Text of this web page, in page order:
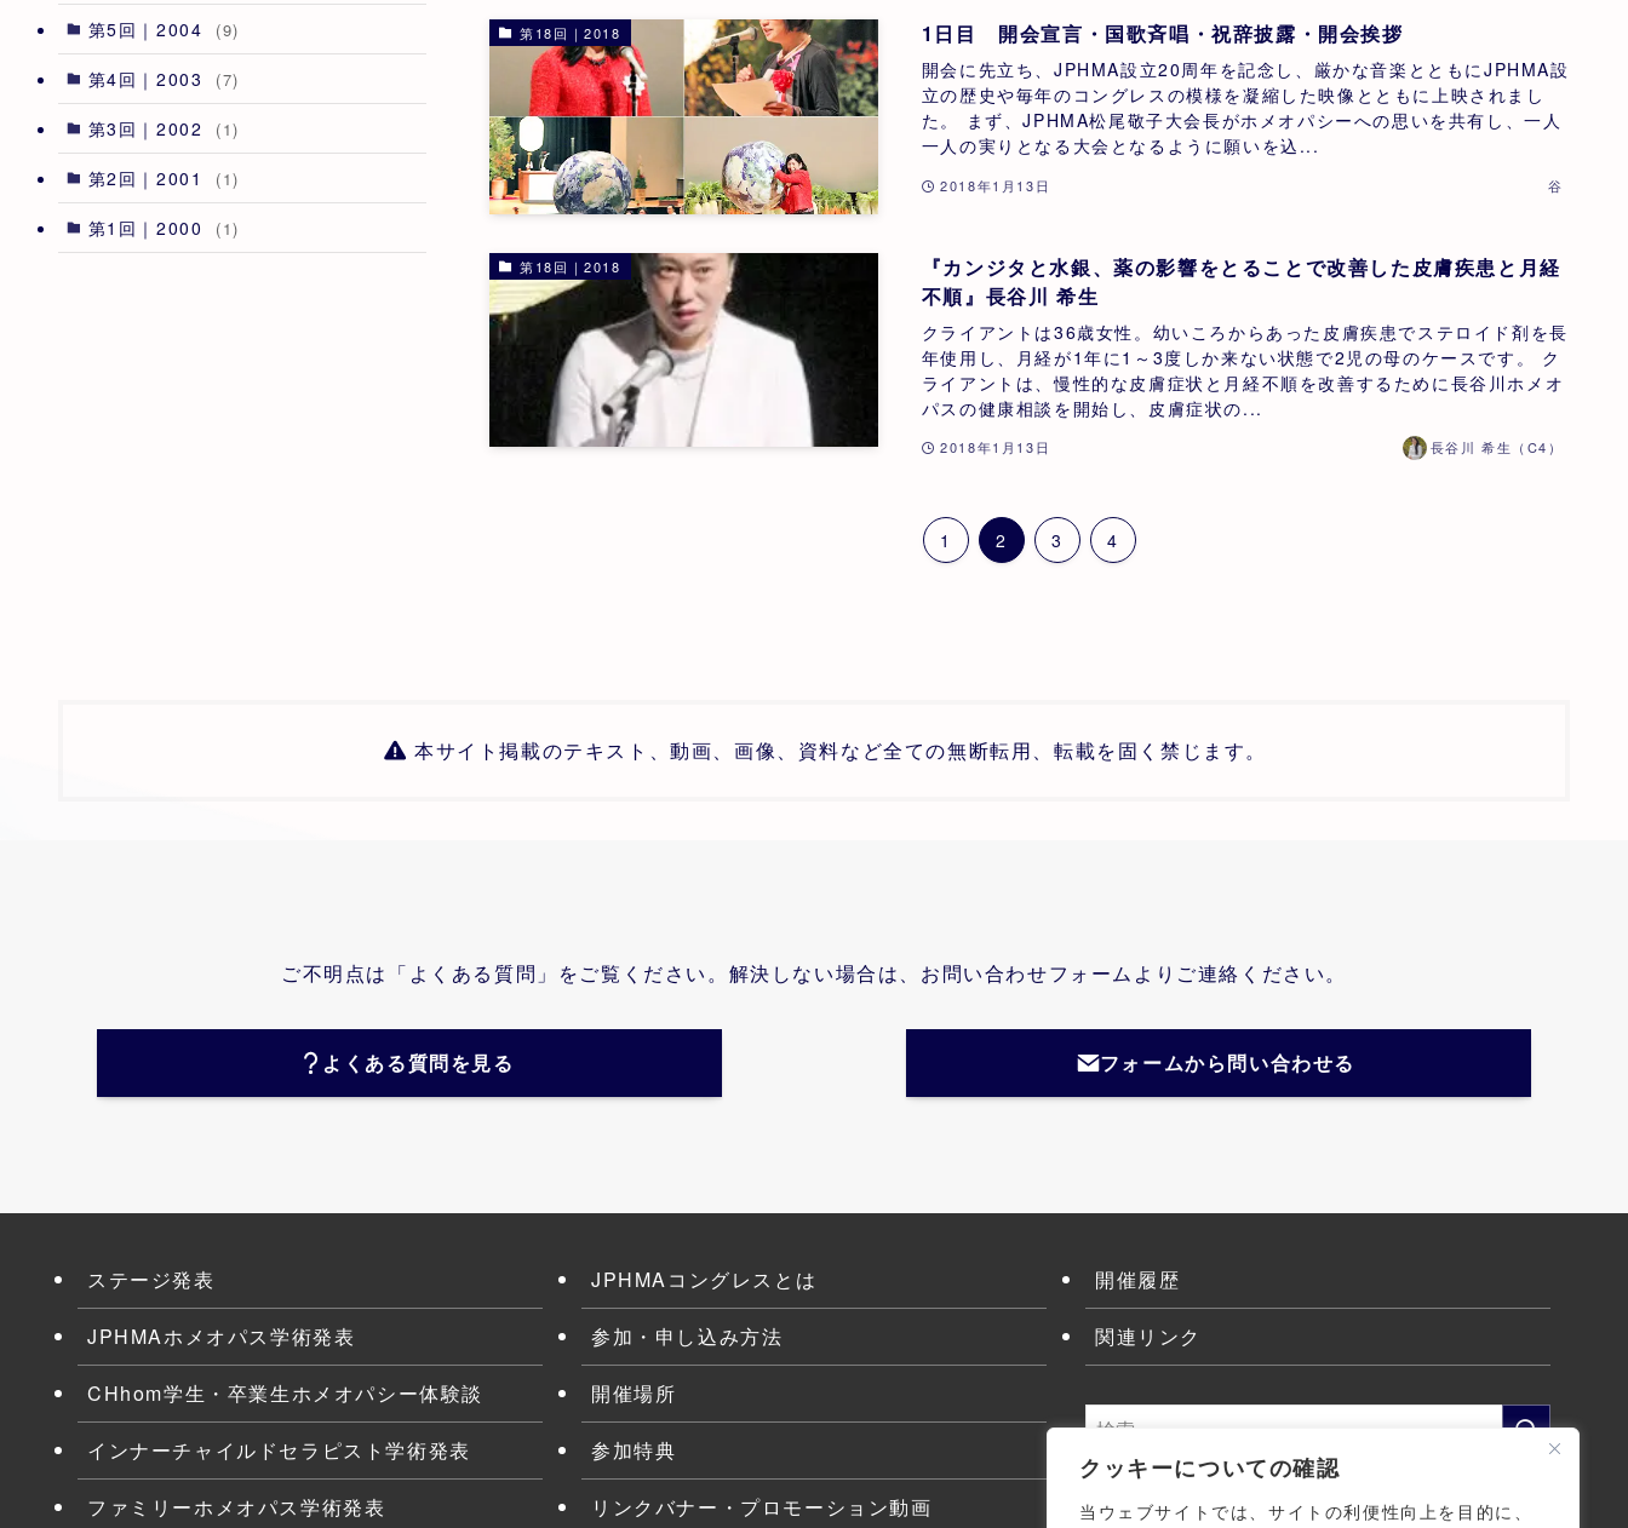
クッキーについての確認
当ウェブサイトでは、サイトの利便性向上を目的に、
第18回｜2018 1日目 開会宣言・国歌斉唱・祝辞披露・開会挨拶
開会に先立ち、JPHMA設立20周年を記念し、厳かな音楽とともにJPHMA設
立の歴史や毎年のコングレスの模様を凝縮した映像とともに上映されまし
た。 まず、JPHMA松尾敬子大会長がホメオパシーへの思いを共有し、一人
一人の実りとなる大会となるように願いを込...
2018年1月13日 谷
第18回｜2018
『カンジタと水銀、薬の影響をとることで改善した皮膚疾患と月経
不順』長谷川 希生
クライアントは36歳女性。幼いころからあった皮膚疾患でステロイド剤を長
年使用し、月経が1年に1～3度しか来ない状態で2児の母のケースです。 ク
ライアントは、慢性的な皮膚症状と月経不順を改善するために長谷川ホメオ
パスの健康相談を開始し、皮膚症状の...
2018年1月13日 長谷川 希生（C4）
1 2 3 4
第5回｜2004 (9)
第4回｜2003 (7)
第3回｜2002 (1)
第2回｜2001 (1)
第1回｜2000 (1)
本サイト掲載のテキスト、動画、画像、資料など全ての無断転用、転載を固く禁じます。
ご不明点は「よくある質問」をご覧ください。解決しない場合は、お問い合わせフォームよりご連絡ください。
よくある質問を見る フォームから問い合わせる
ステージ発表
JPHMAホメオパス学術発表
CHhom学生・卒業生ホメオパシー体験談
インナーチャイルドセラピスト学術発表
ファミリーホメオパス学術発表
JPHMAコングレスとは
参加・申し込み方法
開催場所
参加特典
リンクバナー・プロモーション動画
開催履歴
関連リンク